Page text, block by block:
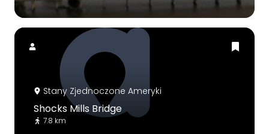
Stany Zjednoczone Ameryki
Shocks Mills Bridge
7.8 km